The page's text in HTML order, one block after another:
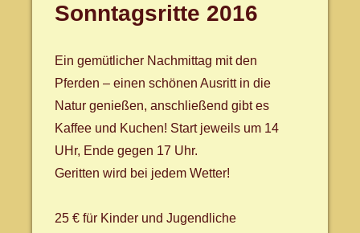
Sonntagsritte 2016
Ein gemütlicher Nachmittag mit den
Pferden – einen schönen Ausritt in die
Natur genießen, anschließend gibt es
Kaffee und Kuchen! Start jeweils um 14
UHr, Ende gegen 17 Uhr.
Geritten wird bei jedem Wetter!
25 € für Kinder und Jugendliche